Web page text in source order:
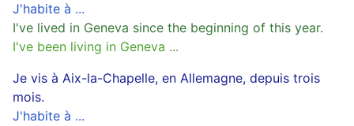
J'habite à ...
I've lived in Geneva since the beginning of this year.
I've been living in Geneva ...
Je vis à Aix-la-Chapelle, en Allemagne, depuis trois
mois.
J'habite à ...